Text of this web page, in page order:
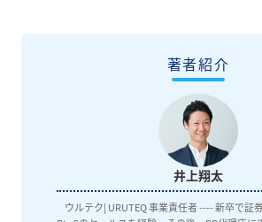
著者紹介
井上翔太
ウルテク| URUTEQ 事業責任者 ---- 新卒で証